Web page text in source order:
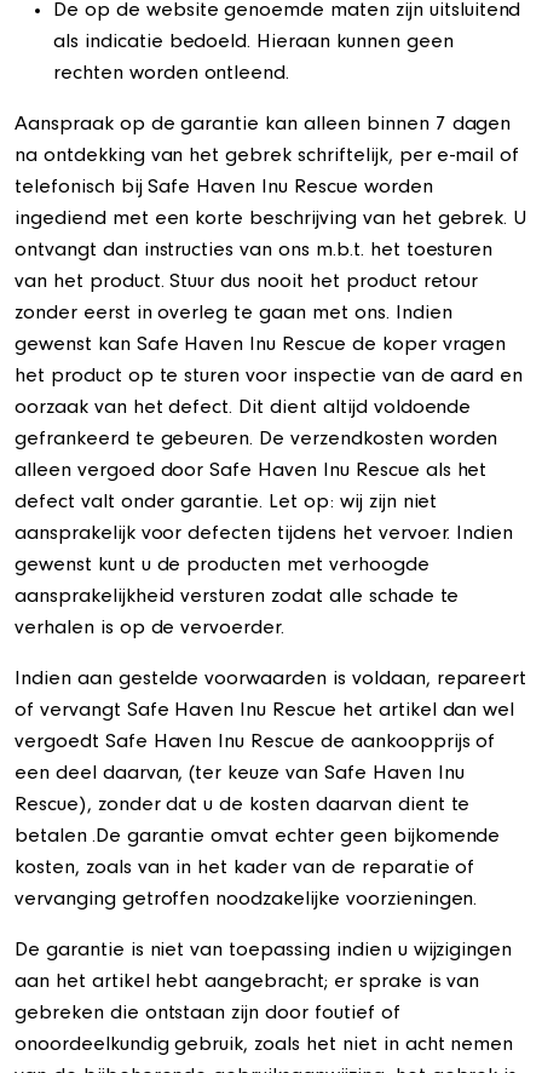
De op de website genoemde maten zijn uitsluitend
als indicatie bedoeld. Hieraan kunnen geen
rechten worden ontleend.
Aanspraak op de garantie kan alleen binnen 7 dagen
na ontdekking van het gebrek schriftelijk, per e-mail of
telefonisch bij Safe Haven Inu Rescue worden
ingediend met een korte beschrijving van het gebrek. U
ontvangt dan instructies van ons m.b.t. het toesturen
van het product. Stuur dus nooit het product retour
zonder eerst in overleg te gaan met ons. Indien
gewenst kan Safe Haven Inu Rescue de koper vragen
het product op te sturen voor inspectie van de aard en
oorzaak van het defect. Dit dient altijd voldoende
gefrankeerd te gebeuren. De verzendkosten worden
alleen vergoed door Safe Haven Inu Rescue als het
defect valt onder garantie. Let op: wij zijn niet
aansprakelijk voor defecten tijdens het vervoer. Indien
gewenst kunt u de producten met verhoogde
aansprakelijkheid versturen zodat alle schade te
verhalen is op de vervoerder.
Indien aan gestelde voorwaarden is voldaan, repareert
of vervangt Safe Haven Inu Rescue het artikel dan wel
vergoedt Safe Haven Inu Rescue de aankoopprijs of
een deel daarvan, (ter keuze van Safe Haven Inu
Rescue), zonder dat u de kosten daarvan dient te
betalen .De garantie omvat echter geen bijkomende
kosten, zoals van in het kader van de reparatie of
vervanging getroffen noodzakelijke voorzieningen.
De garantie is niet van toepassing indien u wijzigingen
aan het artikel hebt aangebracht; er sprake is van
gebreken die ontstaan zijn door foutief of
onoordeelkundig gebruik, zoals het niet in acht nemen